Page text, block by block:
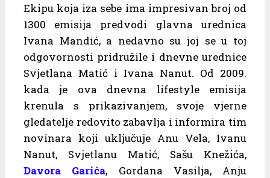
Ekipu koja iza sebe ima impresivan broj od
1300 emisija predvodi glavna urednica
Ivana Mandić, a nedavno su joj se u toj
odgovornosti pridružile i dnevne urednice
Svjetlana Matić i Ivana Nanut. Od 2009.
kada je ova dnevna lifestyle emisija
krenula s prikazivanjem, svoje vjerne
gledatelje redovito zabavlja i informira tim
novinara koji uključuje Anu Vela, Ivanu
Nanut, Svjetlanu Matić, Sašu Knežića,
Davora Garića, Gordana Vasilja, Anju